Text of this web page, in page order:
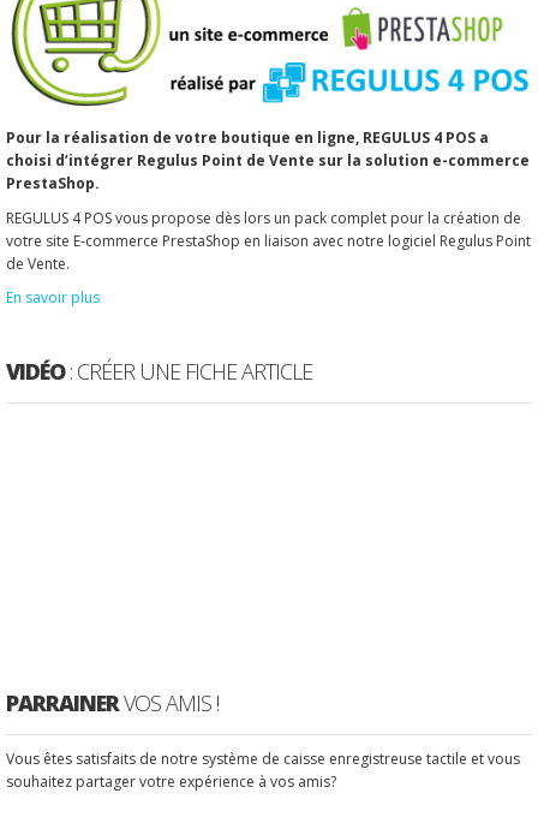
Pour la réalisation de votre boutique en ligne, REGULUS 4 POS a
choisi d’intégrer Regulus Point de Vente sur la solution e-commerce
PrestaShop.
REGULUS 4 POS vous propose dès lors un pack complet pour la création de
votre site E-commerce PrestaShop en liaison avec notre logiciel Regulus Point
de Vente.
En savoir plus
VIDÉO: CRÉER UNE FICHE ARTICLE
PARRAINERVOS AMIS !
Vous êtes satisfaits de notre système de caisse enregistreuse tactile et vous
souhaitez partager votre expérience à vos amis?